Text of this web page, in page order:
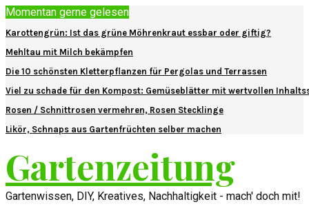
Momentan gerne gelesen
Karottengrün: Ist das grüne Möhrenkraut essbar oder giftig?
Mehltau mit Milch bekämpfen
Die 10 schönsten Kletterpflanzen für Pergolas und Terrassen
Viel zu schade für den Kompost: Gemüseblätter mit wertvollen
Rosen / Schnittrosen vermehren, Rosen Stecklinge
Likör, Schnaps aus Gartenfrüchten selber machen
Gartenzeitung
Gartenwissen, DIY, Kreatives, Nachhaltigkeit - mach' doch mit!